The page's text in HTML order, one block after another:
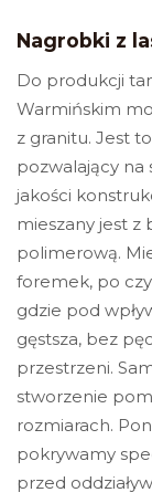
Nagrobki z
Do produkcji
Warmińskim
z granitu. Jest
pozwalający na
jakości
mieszany jest
polimerową.
foremek, po
gdzie pod
gęstsza, bez
przestrzeni.
stworzenie
rozmiarach.
pokrywamy
przed